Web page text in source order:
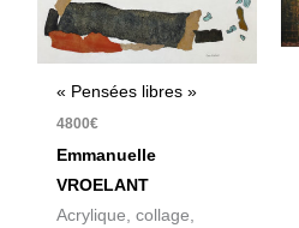
« Pensées libres »
4800€
Emmanuelle
VROELANT
Acrylique, collage,